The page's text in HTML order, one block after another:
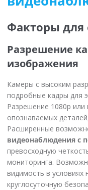
Факторы для
Разрешение
изображения
Камеры с высоким
подробные кадры для
Разрешение 1080p
опознаваемых
Расширенные
видеонаблюдения с
превосходную
мониторинга.
видимость в условиях
круглосуточную